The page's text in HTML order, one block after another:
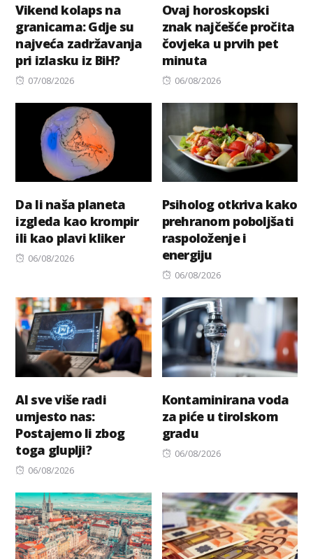
Vikend kolaps na
granicama: Gdje su
najveća zadržavanja
pri izlasku iz BiH?
Posted
07/08/2026
Ovaj horoskopski
znak najčešće pročita
čovjeka u prvih pet
minuta
Posted
06/08/2026
Da li naša planeta
izgleda kao krompir
ili kao plavi kliker
Posted
06/08/2026
Psiholog otkriva kako
prehranom poboljšati
raspoloženje i
energiju
Posted
06/08/2026
AI sve više radi
umjesto nas:
Postajemo li zbog
toga gluplji?
Posted
06/08/2026
Kontaminirana voda
za piće u tirolskom
gradu
Posted
06/08/2026